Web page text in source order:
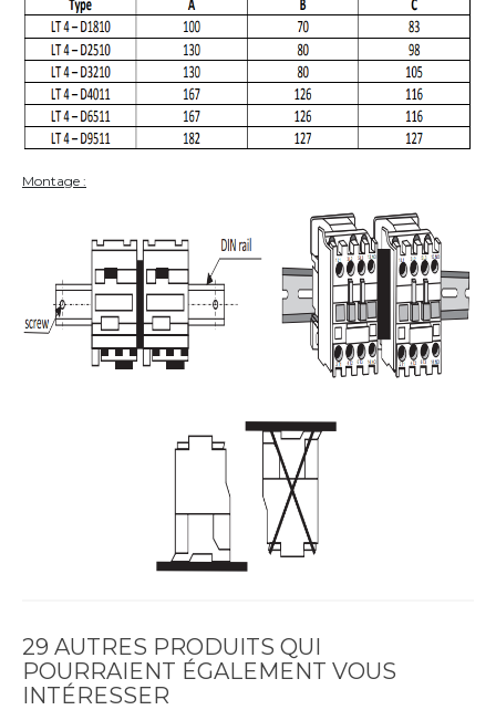
Montage :
29 AUTRES PRODUITS QUI
POURRAIENT ÉGALEMENT VOUS
INTÉRESSER